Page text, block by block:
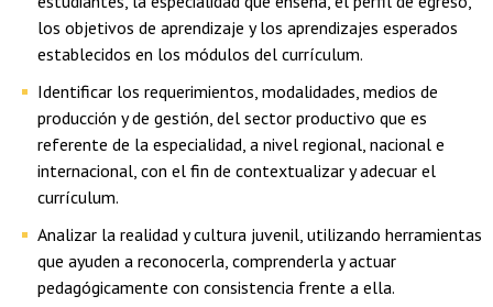
los objetivos de aprendizaje y los aprendizajes esperados
establecidos en los módulos del currículum.
Identificar los requerimientos, modalidades, medios de
producción y de gestión, del sector productivo que es
referente de la especialidad, a nivel regional, nacional e
internacional, con el fin de contextualizar y adecuar el
currículum.
Analizar la realidad y cultura juvenil, utilizando herramientas
que ayuden a reconocerla, comprenderla y actuar
pedagógicamente con consistencia frente a ella.